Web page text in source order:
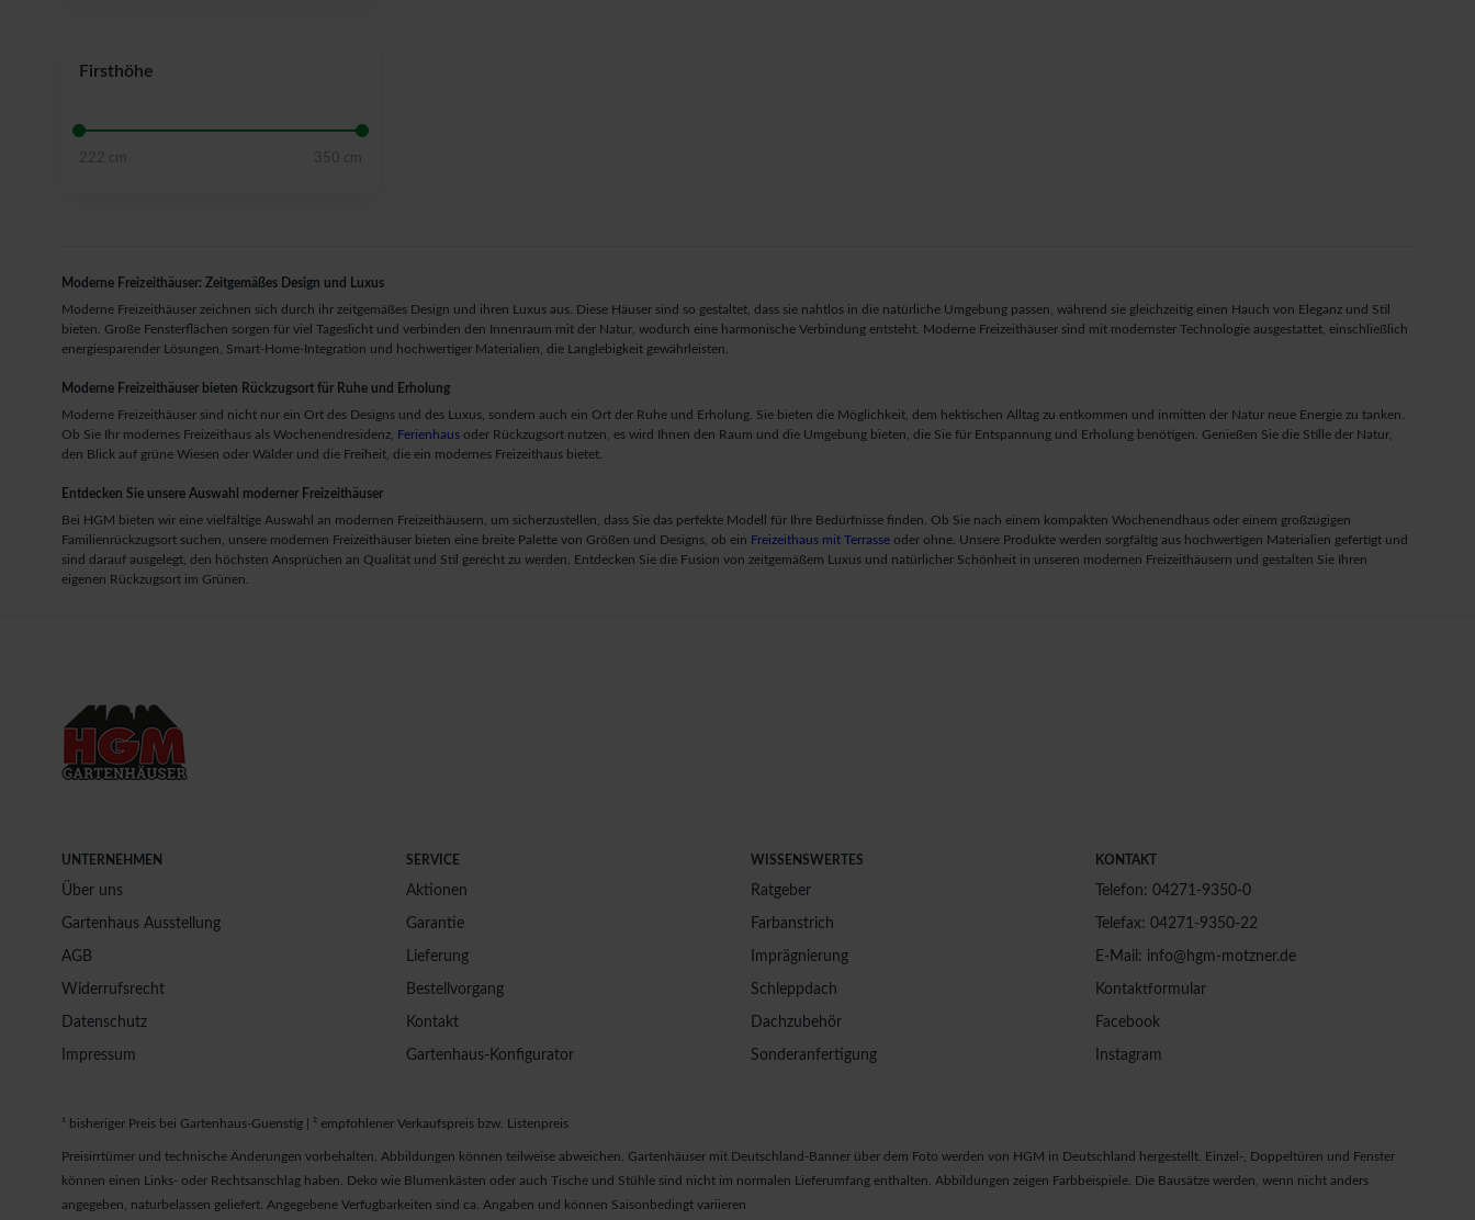
Firsthöhe
222 cm 350 cm
Moderne Freizeithäuser: Zeitgemäßes Design und Luxus
Moderne Freizeithäuser zeichnen sich durch ihr zeitgemäßes Design und ihren Luxus aus. Diese Häuser sind so gestaltet, dass sie nahtlos in die natürliche Umgebung passen, während sie gleichzeitig einen Hauch von Eleganz und Stil
bieten. Große Fensterflächen sorgen für viel Tageslicht und verbinden den Innenraum mit der Natur, wodurch eine harmonische Verbindung entsteht. Moderne Freizeithäuser sind mit modernster Technologie ausgestattet, einschließlich
energiesparender Lösungen, Smart-Home-Integration und hochwertiger Materialien, die Langlebigkeit gewährleisten.
Moderne Freizeithäuser bieten Rückzugsort für Ruhe und Erholung
Moderne Freizeithäuser sind nicht nur ein Ort des Designs und des Luxus, sondern auch ein Ort der Ruhe und Erholung. Sie bieten die Möglichkeit, dem hektischen Alltag zu entkommen und inmitten der Natur neue Energie zu tanken.
Ob Sie Ihr modernes Freizeithaus als Wochenendresidenz, Ferienhaus oder Rückzugsort nutzen, es wird Ihnen den Raum und die Umgebung bieten, die Sie für Entspannung und Erholung benötigen. Genießen Sie die Stille der Natur,
den Blick auf grüne Wiesen oder Wälder und die Freiheit, die ein modernes Freizeithaus bietet.
Entdecken Sie unsere Auswahl moderner Freizeithäuser
Bei HGM bieten wir eine vielfältige Auswahl an modernen Freizeithäusern, um sicherzustellen, dass Sie das perfekte Modell für Ihre Bedürfnisse finden. Ob Sie nach einem kompakten Wochenendhaus oder einem großzügigen
Familienrückzugsort suchen, unsere modernen Freizeithäuser bieten eine breite Palette von Größen und Designs, ob ein Freizeithaus mit Terrasse oder ohne. Unsere Produkte werden sorgfältig aus hochwertigen Materialien gefertigt und
sind darauf ausgelegt, den höchsten Ansprüchen an Qualität und Stil gerecht zu werden. Entdecken Sie die Fusion von zeitgemäßem Luxus und natürlicher Schönheit in unseren modernen Freizeithäusern und gestalten Sie Ihren
eigenen Rückzugsort im Grünen.
UNTERNEHMEN
Über uns
Gartenhaus Ausstellung
AGB
Widerrufsrecht
Datenschutz
Impressum
SERVICE
Aktionen
Garantie
Lieferung
Bestellvorgang
Kontakt
Gartenhaus-Konfigurator
WISSENSWERTES
Ratgeber
Farbanstrich
Imprägnierung
Schleppdach
Dachzubehör
Sonderanfertigung
KONTAKT
Telefon: 04271-9350-0
Telefax: 04271-9350-22
E-Mail: info@hgm-motzner.de
Kontaktformular
Facebook
Instagram
¹ bisheriger Preis bei Gartenhaus-Guenstig | ² empfohlener Verkaufspreis bzw. Listenpreis
Preisirrtümer und technische Änderungen vorbehalten. Abbildungen können teilweise abweichen. Gartenhäuser mit Deutschland-Banner über dem Foto werden von HGM in Deutschland hergestellt. Einzel-, Doppeltüren und Fenster
können einen Links- oder Rechtsanschlag haben. Deko wie Blumenkästen oder auch Tische und Stühle sind nicht im normalen Lieferumfang enthalten. Abbildungen zeigen Farbbeispiele. Die Bausätze werden, wenn nicht anders
angegeben, naturbelassen geliefert. Angegebene Verfugbarkeiten sind ca. Angaben und können Saisonbedingt variieren